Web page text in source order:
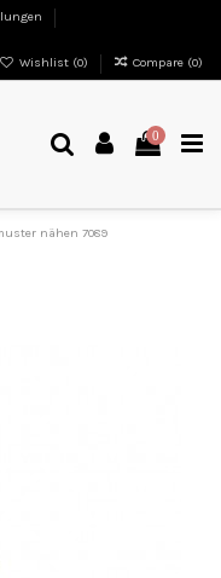
Wishlist (0) Compare (0)
0
nähen 7089